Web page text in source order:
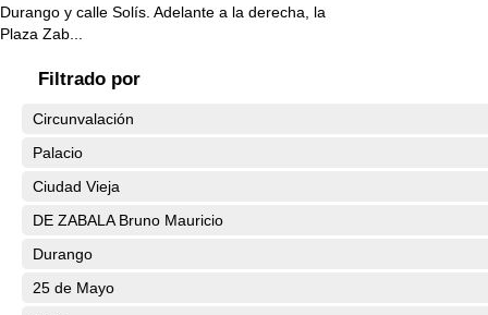
Durango y calle Solís. Adelante a la derecha, la
Plaza Zab...
Filtrado por
Circunvalación
Palacio
Ciudad Vieja
DE ZABALA Bruno Mauricio
Durango
25 de Mayo